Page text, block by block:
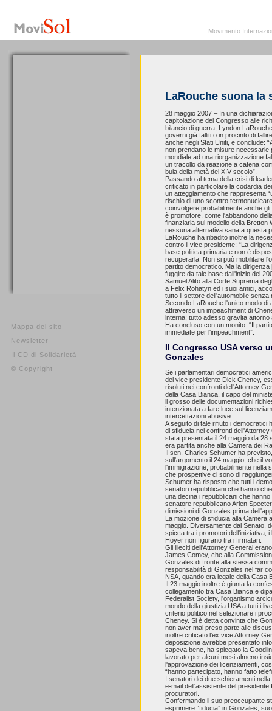
Movimento
LaRouche suona la
28 maggio 2007 – In una
capitolazione del Congresso alle
bilancio di guerra, Lyndon
governi già falliti o in procinto di
anche negli Stati Uniti, e conclude:
non prendano le misure necessarie
mondiale ad una riorganizzazione
un tracollo da reazione a catena
buia della metà del XIV secolo”.
Passando al tema della crisi di
criticato in particolare la codardia
un atteggiamento che rappresenta
rischio di uno scontro
coinvolgere probabilmente anche
è promotore, come l'abbandono
finanziaria sul modello della
nessuna alternativa sana a questa
LaRouche ha ribadito inoltre la
contro il vice presidente: “La
base politica primaria e non è
recuperarla. Non si può mobilitare
partito democratico. Ma la
fuggire da tale base dall'inizio del
Samuel Alito alla Corte Suprema
a Felix Rohatyn ed i suoi amici,
tutto il settore dell'automobile senza
Secondo LaRouche l'unico modo di
attraverso un impeachment di
interna; tutto adesso gravita attorno
Ha concluso con un monito: “Il
immediate per l'impeachment”.
Il Congresso USA verso
Gonzales
Se i parlamentari democratici
del vice presidente Dick Cheney,
risoluti nei confronti dell'Attorney
della Casa Bianca, il capo del
il grosso delle documentazioni
intenzionata a fare luce sul
intercettazioni abusive.
A seguito di tale rifiuto i democratici
di sfiducia nei confronti
stata presentata il 24 maggio da 28
era partita anche alla Camera dei
Il sen. Charles Schumer ha
sull'argomento il 24 maggio, che il
l'immigrazione, probabilmente nella
che prospettive ci sono di
Schumer ha risposto che tutti i
senatori repubblicani che hanno
una decina i repubblicani che
senatore repubblicano Arlen
dimissioni di Gonzales prima
La mozione di sfiducia alla Camera
maggio. Diversamente dal Senato,
spicca tra i promotori dell'iniziativa,
Hoyer non figurano tra i firmatari.
Gli illeciti dell'Attorney General
James Comey, che alla
Gonzales di fronte alla stessa
responsabilità di Gonzales nel far
NSA, quando era legale della Casa
Il 23 maggio inoltre è giunta la
collegamento tra Casa Bianca e
Federalist Society, l'organismo
mondo della giustizia USA a tutti i
criterio politico nel selezionare i
Cheney. Si è detta convinta che
non aver mai preso parte alle
inoltre criticato l'ex vice Attorney
deposizione avrebbe presentato
sapeva bene, ha spiegato la
lavorato per alcuni mesi almeno
l'approvazione dei licenziamenti,
“hanno partecipato, hanno fatto
I senatori dei due schieramenti
e-mail dell'assistente del
procuratori.
Confermando il suo preoccupante
esprimere “fiducia” in Gonzales,
Mappa del sito
Newsletter
Il CD di Solidarietà
© Copyright